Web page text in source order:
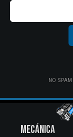
NO
MECÁNICA